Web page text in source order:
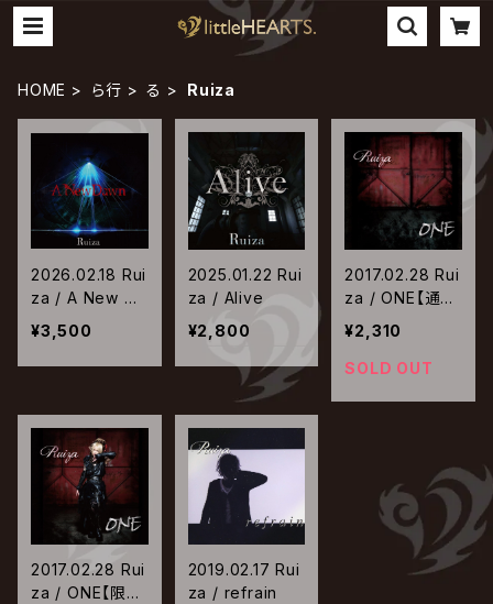
HOME ら行 る Ruiza
2026.02.18 Rui
za / A New Da
wn
¥3,500
2025.01.22 Rui
za / Alive
¥2,800
2017.02.28 Rui
za / ONE【通常
盤】
¥2,310
SOLD OUT
2017.02.28 Rui
za / ONE【限定
2019.02.17 Rui
za / refrain